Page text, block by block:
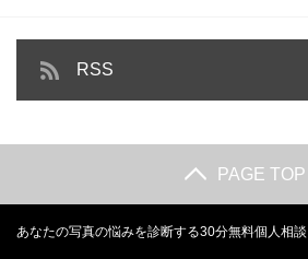
RSS
PAGE TOP
あなたの写真の悩みを診断する30分無料個人相談